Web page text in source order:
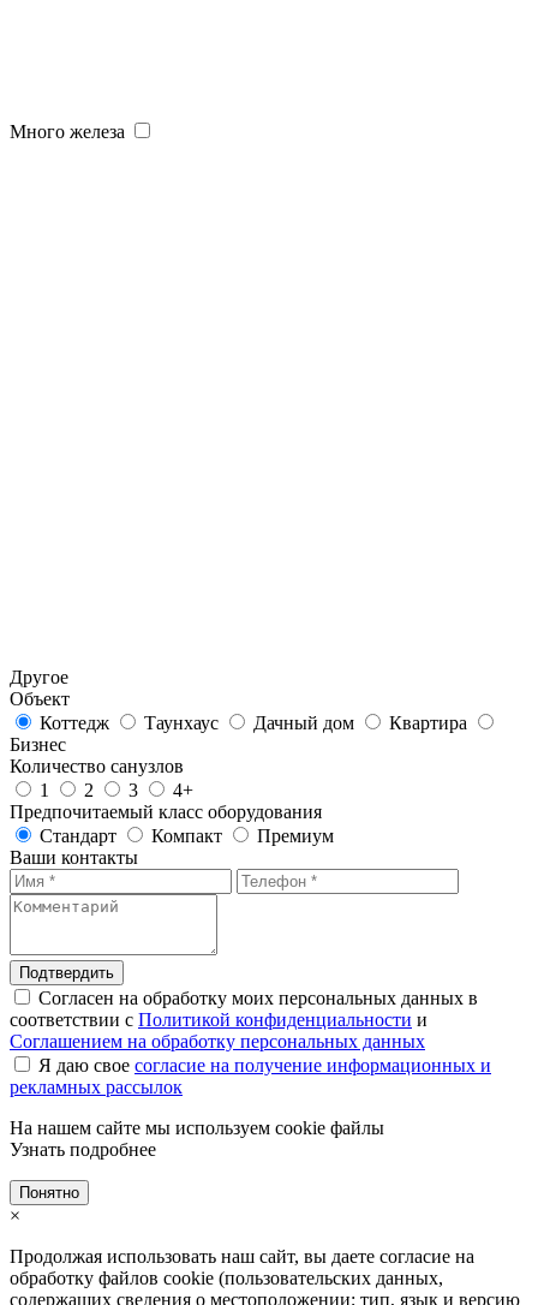
Много железа
Другое
Объект
Коттедж
Таунхаус Дачный дом
Квартира
Бизнес
Количество санузлов
1
2 3
4+
Предпочитаемый класс оборудования
Стандарт
Компакт
Премиум
Ваши контакты
Подтвердить
Согласен на обработку моих персональных данных в
соответствии с Политикой конфиденциальности и
Соглашением на обработку персональных данных
Я даю свое согласие на получение информационных и
рекламных рассылок
На нашем сайте мы используем cookie файлы
Узнать подробнее
Понятно
×
Продолжая использовать наш сайт, вы даете согласие на
обработку файлов cookie (пользовательских данных,
содержащих сведения о местоположении; тип, язык и версию